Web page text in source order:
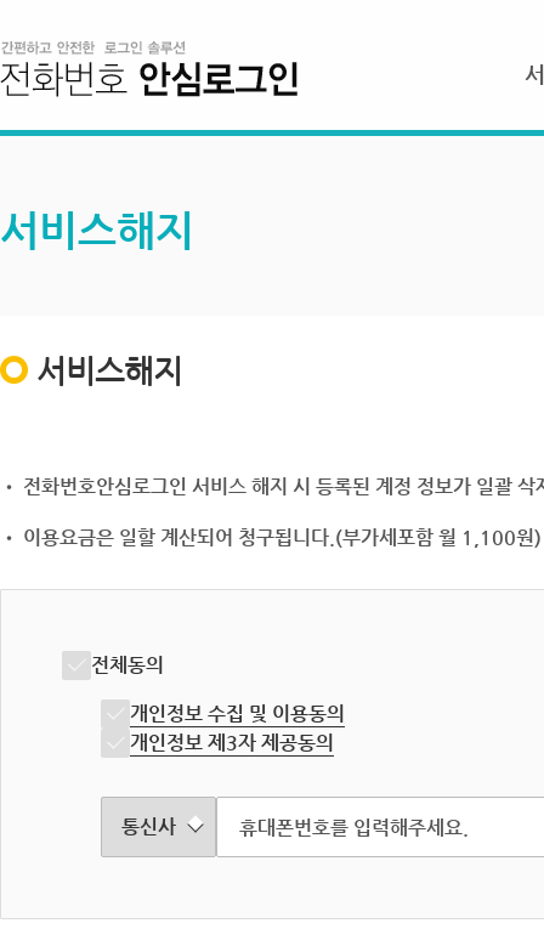
서비스해지
서비스해지
• 전화번호안심로그인 서비스 해지 시 등록된 계정 정보가 일괄
• 이용요금은 일할 계산되어 청구됩니다.(부가세포함 월 1,100원)
전체동의
개인정보 수집 및 이용동의
개인정보 제3자 제공동의